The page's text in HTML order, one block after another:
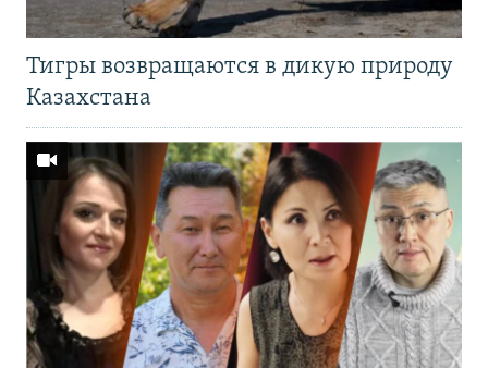
Тигры возвращаются в дикую природу
Казахстана